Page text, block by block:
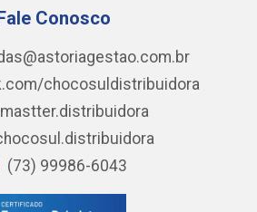
Conosco
chocosuldistribuidora
(73) 99986-6043